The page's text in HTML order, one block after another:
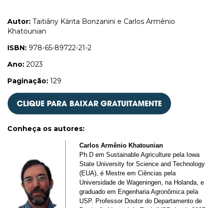
Autor: Taitiâny Kárita Bonzanini e Carlos Armênio
Khatounian
ISBN: 978-65-89722-21-2
Ano: 2023
Paginação: 129
Conheça os autores:
Carlos Armênio Khatounian
Ph.D em Sustainable Agriculture pela Iowa
State University for Science and Technology
(EUA), é Mestre em Ciências pela
Universidade de Wageningen, na Holanda, e
graduado em Engenharia Agronômica pela
USP. Professor Doutor do Departamento de